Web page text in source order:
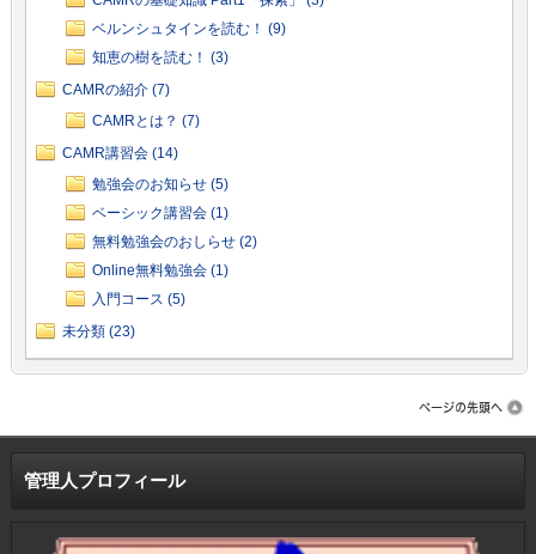
ベルンシュタインを読む！ (9)
知恵の樹を読む！ (3)
CAMRの紹介 (7)
CAMRとは？ (7)
CAMR講習会 (14)
勉強会のお知らせ (5)
ベーシック講習会 (1)
無料勉強会のおしらせ (2)
Online無料勉強会 (1)
入門コース (5)
未分類 (23)
管理人プロフィール